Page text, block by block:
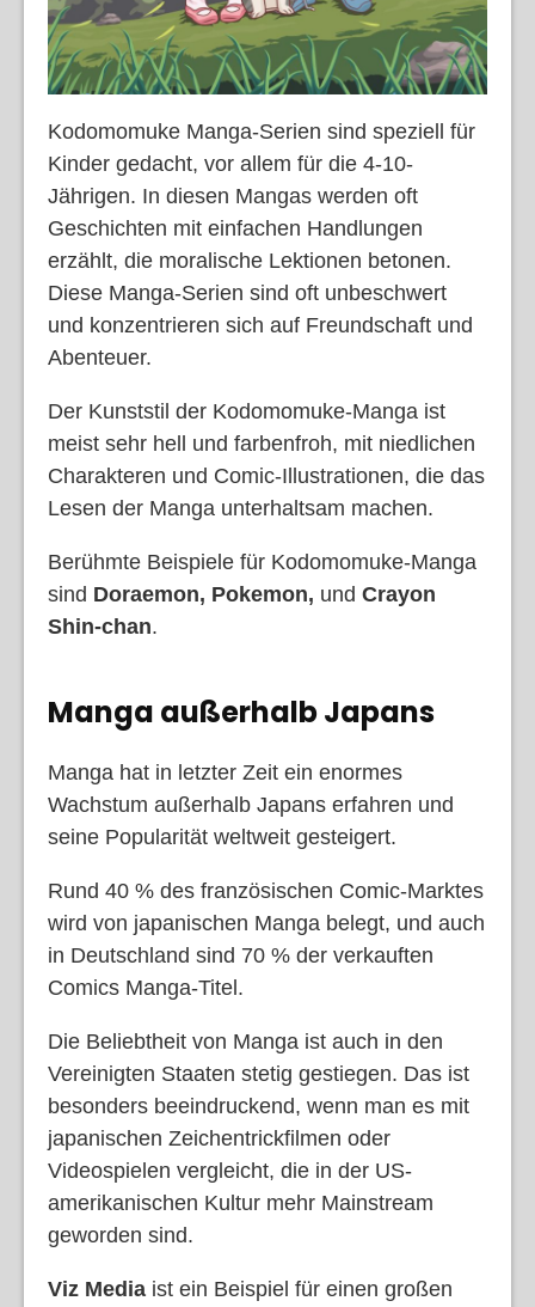
Kodomomuke Manga-Serien sind speziell für
Kinder gedacht, vor allem für die 4-10-
Jährigen. In diesen Mangas werden oft
Geschichten mit einfachen Handlungen
erzählt, die moralische Lektionen betonen.
Diese Manga-Serien sind oft unbeschwert
und konzentrieren sich auf Freundschaft und
Abenteuer.
Der Kunststil der Kodomomuke-Manga ist
meist sehr hell und farbenfroh, mit niedlichen
Charakteren und Comic-Illustrationen, die das
Lesen der Manga unterhaltsam machen.
Berühmte Beispiele für Kodomomuke-Manga
sind Doraemon, Pokemon, und Crayon
Shin-chan.
Manga außerhalb Japans
Manga hat in letzter Zeit ein enormes
Wachstum außerhalb Japans erfahren und
seine Popularität weltweit gesteigert.
Rund 40 % des französischen Comic-Marktes
wird von japanischen Manga belegt, und auch
in Deutschland sind 70 % der verkauften
Comics Manga-Titel.
Die Beliebtheit von Manga ist auch in den
Vereinigten Staaten stetig gestiegen. Das ist
besonders beeindruckend, wenn man es mit
japanischen Zeichentrickfilmen oder
Videospielen vergleicht, die in der US-
amerikanischen Kultur mehr Mainstream
geworden sind.
Viz Media ist ein Beispiel für einen großen